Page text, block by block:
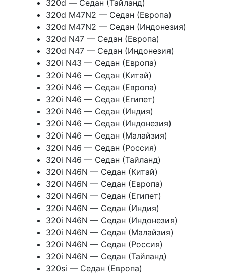
320d — Седан (Тайланд)
320d M47N2 — Седан (Европа)
320d M47N2 — Седан (Индонезия)
320d N47 — Седан (Европа)
320d N47 — Седан (Индонезия)
320i N43 — Седан (Европа)
320i N46 — Седан (Китай)
320i N46 — Седан (Европа)
320i N46 — Седан (Египет)
320i N46 — Седан (Индия)
320i N46 — Седан (Индонезия)
320i N46 — Седан (Малайзия)
320i N46 — Седан (Россия)
320i N46 — Седан (Тайланд)
320i N46N — Седан (Китай)
320i N46N — Седан (Европа)
320i N46N — Седан (Египет)
320i N46N — Седан (Индия)
320i N46N — Седан (Индонезия)
320i N46N — Седан (Малайзия)
320i N46N — Седан (Россия)
320i N46N — Седан (Тайланд)
320si — Седан (Европа)